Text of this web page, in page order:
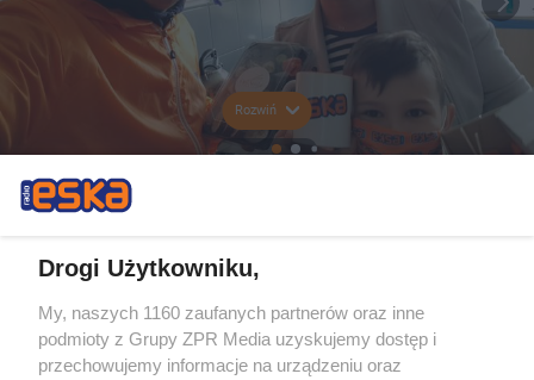
Rozwiń
Drogi Użytkowniku,
My, naszych 1160 zaufanych partnerów oraz inne
podmioty z Grupy ZPR Media uzyskujemy dostęp i
przechowujemy informacje na urządzeniu oraz